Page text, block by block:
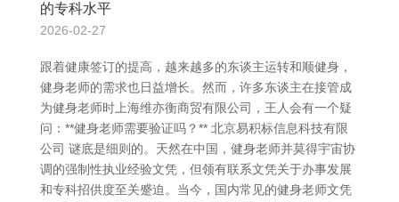
的专科水平
2026-02-27
跟着健康签订的提高，越来越多的东谈主运转和顺健身，
健身老师的需求也日益增长。然而，许多东谈主在接管成
为健身老师时上海维亦衡商贸有限公司，王人会有一个疑
问：**健身老师需要验证吗？** 北京易积标信息科技有限
公司 谜底是细则的。天然在中国，健身老师并莫得宇宙协
调的强制性执业经验文凭，但领有联系文凭关于办事发展
和专科招供度至关蹙迫。当今，国内常见的健身老师文凭